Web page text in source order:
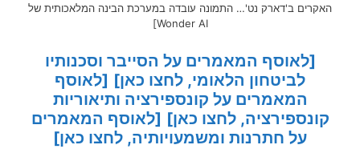
האקרים ב'דארק נט'… התמונה עובדה במערכת הבינה המלאכותית של
Wonder AI]
[לאוסף המאמרים על הסייבר וסכנותיו
לביטחון הלאומי, לחצו כאן] [לאוסף
המאמרים על קונספירציה ותיאוריות
קונספירציה, לחצו כאן] [לאוסף המאמרים
על חתרנות ומשמעויותיה, לחצו כאן]